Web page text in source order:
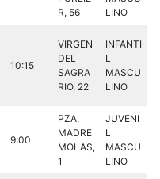
R, 56
LINO
10:15
VIRGEN
DEL
SAGRA
RIO, 22
INFANTI
L
MASCU
LINO
9:00
PZA.
MADRE
MOLAS,
1
JUVENI
L
MASCU
LINO